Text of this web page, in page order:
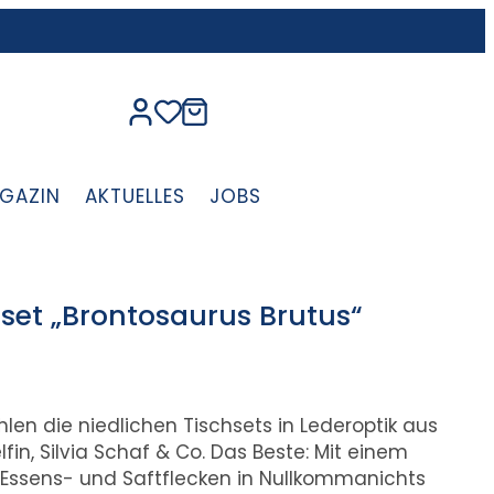
AKTUELLES JOBS
„Brontosaurus Brutus“
die niedlichen Tischsets in Lederoptik aus
Silvia Schaf & Co. Das Beste: Mit einem
und Saftflecken in Nullkommanichts